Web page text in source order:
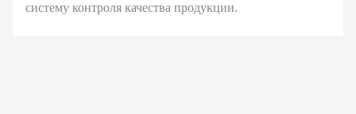
систему контроля качества продукции.